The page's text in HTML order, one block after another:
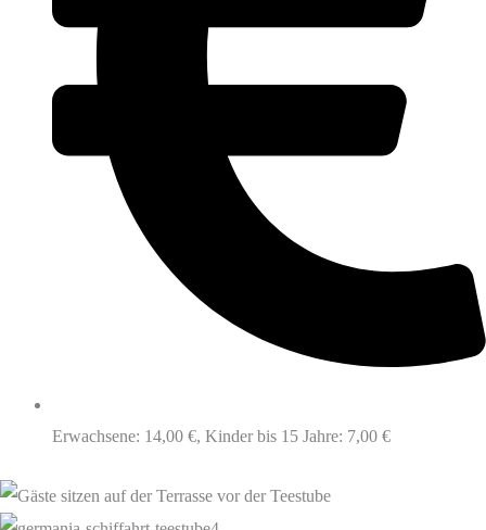
Erwachsene: 14,00 €, Kinder bis 15 Jahre: 7,00 €